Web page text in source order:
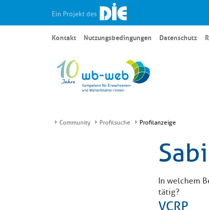
Ein Projekt des
Kontakt Nutzungsbedingungen Datenschutz
Community Profilsuche Profilanzeige
In welchem
tätig?
VCRP